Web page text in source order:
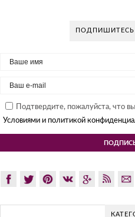
ПОДПИШИТЕСЬ
Подтвердите, пожалуйста, что
Условиями и политикой